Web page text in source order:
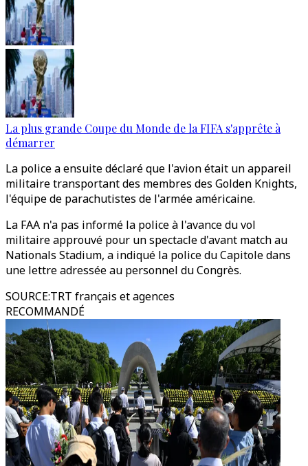
La plus grande Coupe du Monde de la FIFA s'apprête à
démarrer
La police a ensuite déclaré que l'avion était un appareil
militaire transportant des membres des Golden Knights,
l'équipe de parachutistes de l'armée américaine.
La FAA n'a pas informé la police à l'avance du vol
militaire approuvé pour un spectacle d'avant match au
Nationals Stadium, a indiqué la police du Capitole dans
une lettre adressée au personnel du Congrès.
SOURCE:TRT français et agences
RECOMMANDÉ